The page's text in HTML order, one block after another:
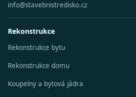
info@stavebnistredisko.cz
Rekonstrukce
Rekonstrukce bytu
Rekonstrukce domu
Koupelny a bytová jádra